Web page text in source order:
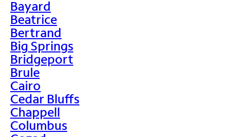
Bayard
Beatrice
Bertrand
Big Springs
Bridgeport
Brule
Cairo
Cedar Bluffs
Chappell
Columbus